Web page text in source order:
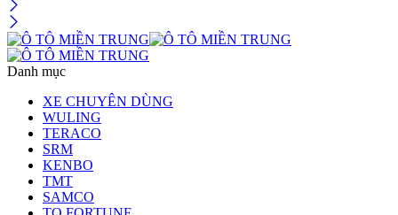
Danh mục
XE CHUYÊN DÙNG
WULING
TERACO
SRM
KENBO
TMT
SAMCO